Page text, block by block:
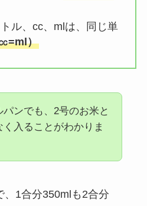
ル、cc、mlは、同じ単
=ml）
パンでも、2号のお米と
く入ることがわかりま
、1合分350mlも2合分